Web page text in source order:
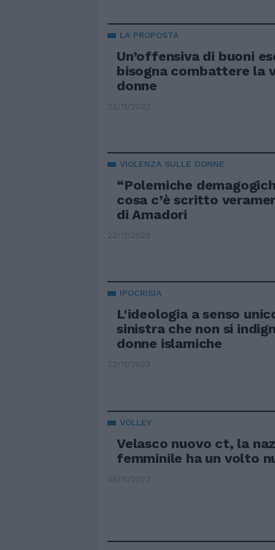
LA PROPOSTA
Un’offensiva di buoni
bisogna combattere la
donne
23/11/2023
VIOLENZA SULLE DONNE
“Polemiche
cosa c’è scritto
di Amadori
22/11/2023
IPOCRISIA
L'ideologia a senso
sinistra che non si
donne islamiche
22/11/2023
VOLLEY
Velasco nuovo ct, la
femminile ha un volto
08/11/2023